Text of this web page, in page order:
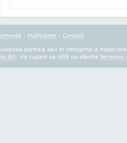
| Publicitate | Contact
partiala sau in intregime a
AS. Va rugam sa cititi cu atentie termenii